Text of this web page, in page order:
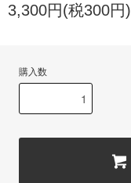
3,300円(税300円)
購入数